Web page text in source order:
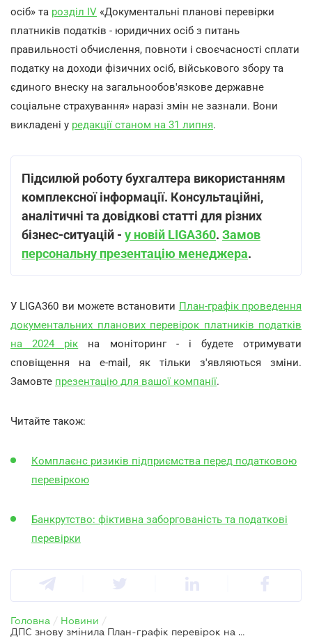
осіб» та розділ IV «Документальні планові перевірки
платників податків - юридичних осіб з питань
правильності обчислення, повноти і своєчасності сплати
податку на доходи фізичних осіб, військового збору та
єдиного внеску на загальнообов'язкове державне
соціальне страхування» наразі змін не зазнали. Вони
викладені у редакції станом на 31 липня.
Підсилюй роботу бухгалтера використанням
комплексної інформації. Консультаційні,
аналітичні та довідкові статті для різних
бізнес-ситуацій - у новій LIGA360. Замов
персональну презентацію менеджера.
У LIGA360 ви можете встановити План-графік проведення
документальних планових перевірок платників податків
на 2024 рік на моніторинг - і будете отримувати
сповіщення на e-mail, як тільки з'являються зміни.
Замовте презентацію для вашої компанії.
Читайте також:
Комплаєнс ризиків підприємства перед податковою
перевіркою
Банкрутство: фіктивна заборгованість та податкові
перевірки
Головна / Новини /
ДПС знову змінила План-графік перевірок на 2024 рік – додали юросіб